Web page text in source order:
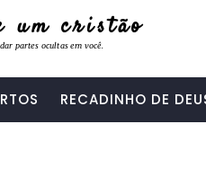
um cristão
partes ocultas em você.
RECADINHO DE